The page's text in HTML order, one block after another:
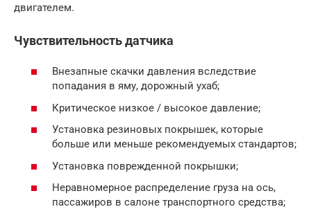
двигателем.
Чувствительность датчика
Внезапные скачки давления вследствие
попадания в яму, дорожный ухаб;
Критическое низкое / высокое давление;
Установка резиновых покрышек, которые
больше или меньше рекомендуемых стандартов;
Установка поврежденной покрышки;
Неравномерное распределение груза на ось,
пассажиров в салоне транспортного средства;